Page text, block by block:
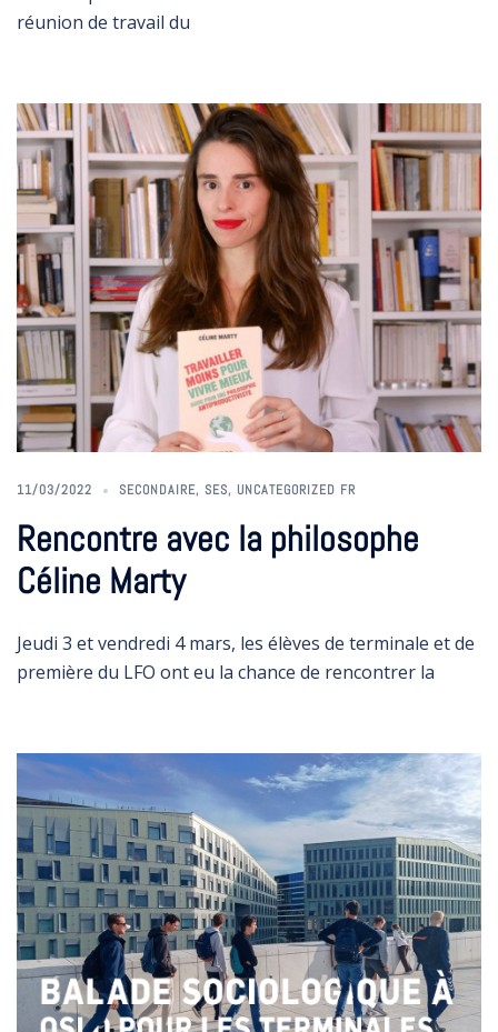
réunion de travail du
11/03/2022 SECONDAIRE, SES, UNCATEGORIZED FR
Rencontre avec la philosophe
Céline Marty
Jeudi 3 et vendredi 4 mars, les élèves de terminale et de
première du LFO ont eu la chance de rencontrer la